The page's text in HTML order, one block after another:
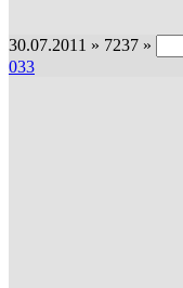
30.07.2011 » 7237 »
033